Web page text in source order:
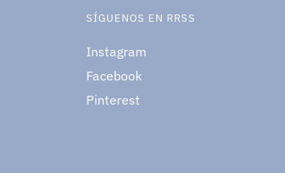
SÍGUENOS EN RRSS
Instagram
Facebook
Pinterest